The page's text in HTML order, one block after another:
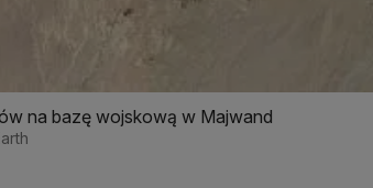
na bazę wojskową w Majwand